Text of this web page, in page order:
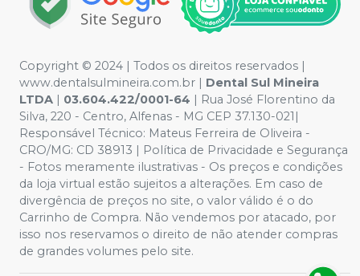
Copyright © 2024 | Todos os direitos reservados |
www.dentalsulmineira.com.br | Dental Sul Mineira
LTDA | 03.604.422/0001-64 | Rua José Florentino da
Silva, 220 - Centro, Alfenas - MG CEP 37.130-021|
Responsável Técnico: Mateus Ferreira de Oliveira -
CRO/MG: CD 38913 | Política de Privacidade e Segurança
- Fotos meramente ilustrativas - Os preços e condições
da loja virtual estão sujeitos a alterações. Em caso de
divergência de preços no site, o valor válido é o do
Carrinho de Compra. Não vendemos por atacado, por
isso nos reservamos o direito de não atender compras
de grandes volumes pelo site.